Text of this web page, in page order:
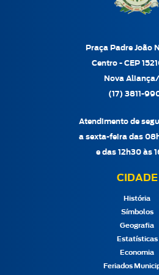
Praça Padre João
Centro - CEP
Nova
(17) 3811-
Atendimento de
a sexta-feira das
e das 12h30 às
CIDADE
História
Símbolos
Geografia
Estatísticas
Economia
Feriados